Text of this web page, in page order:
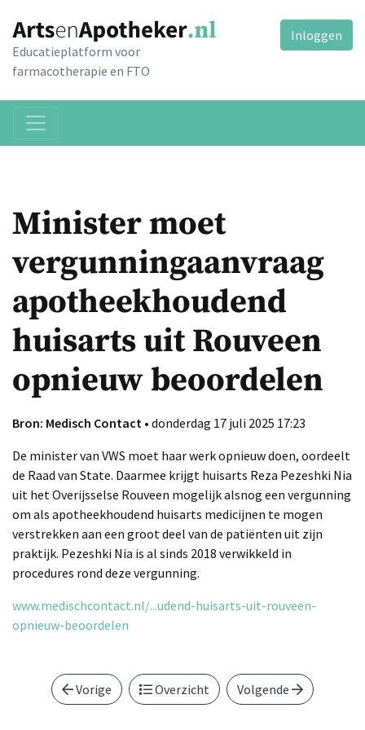
Educatieplatform voor
farmacotherapie en FTO
Inloggen
Minister moet
vergunningaanvraag
apotheekhoudend
huisarts uit Rouveen
opnieuw beoordelen
Bron: Medisch Contact • donderdag 17 juli 2025 17:23
De minister van VWS moet haar werk opnieuw doen, oordeelt
de Raad van State. Daarmee krijgt huisarts Reza Pezeshki Nia
uit het Overijsselse Rouveen mogelijk alsnog een vergunning
om als apotheekhoudend huisarts medicijnen te mogen
verstrekken aan een groot deel van de patiënten uit zijn
praktijk. Pezeshki Nia is al sinds 2018 verwikkeld in
procedures rond deze vergunning.
www.medischcontact.nl/...udend-huisarts-uit-rouveen-
opnieuw-beoordelen
Vorige Overzicht Volgende